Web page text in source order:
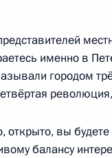
космической
именно в
городом
открыто, вы
балансу